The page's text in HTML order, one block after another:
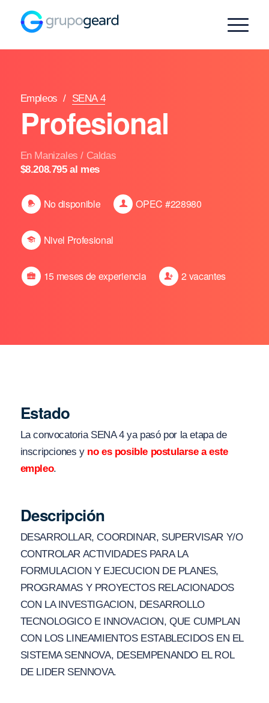
Empleos / SENA 4
Profesional
En Manizales / Caldas
$8.208.795 al mes
No disponible OPEC #228980
Nivel Profesional
15 meses de experiencia 2 vacantes
Estado
La convocatoria SENA 4 ya pasó por la etapa de
inscripciones y no es posible postularse a este
empleo.
Descripción
DESARROLLAR, COORDINAR, SUPERVISAR Y/O
CONTROLAR ACTIVIDADES PARA LA
FORMULACION Y EJECUCION DE PLANES,
PROGRAMAS Y PROYECTOS RELACIONADOS
CON LA INVESTIGACION, DESARROLLO
TECNOLOGICO E INNOVACION, QUE CUMPLAN
CON LOS LINEAMIENTOS ESTABLECIDOS EN EL
SISTEMA SENNOVA, DESEMPENANDO EL ROL
DE LIDER SENNOVA.